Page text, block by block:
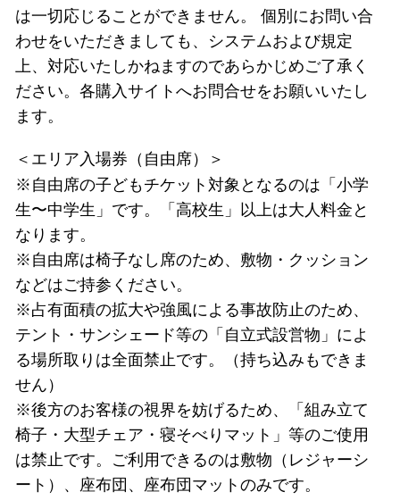
＜エリア入場券（自由席）＞
※自由席の子どもチケット対象となるのは「小学
生〜中学生」です。「高校生」以上は大人料金と
なります。
※自由席は椅子なし席のため、敷物・クッション
などはご持参ください。
※占有面積の拡大や強風による事故防止のため、
テント・サンシェード等の「自立式設営物」によ
る場所取りは全面禁止です。（持ち込みもできま
せん）
※後方のお客様の視界を妨げるため、「組み立て
椅子・大型チェア・寝そべりマット」等のご使用
は禁止です。ご利用できるのは敷物（レジャーシ
ート）、座布団、座布団マットのみです。
は一切応じることができません。 個別にお問い合
わせをいただきましても、システムおよび規定
上、対応いたしかねますのであらかじめご了承く
ださい。各購入サイトへお問合せをお願いいたし
ます。